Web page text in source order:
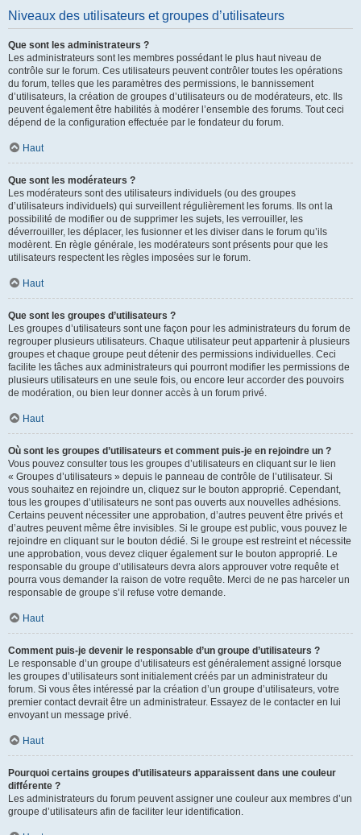
Niveaux des utilisateurs et groupes d’utilisateurs
Que sont les administrateurs ?
Les administrateurs sont les membres possédant le plus haut niveau de
contrôle sur le forum. Ces utilisateurs peuvent contrôler toutes les opérations
du forum, telles que les paramètres des permissions, le bannissement
d’utilisateurs, la création de groupes d’utilisateurs ou de modérateurs, etc. Ils
peuvent également être habilités à modérer l’ensemble des forums. Tout ceci
dépend de la configuration effectuée par le fondateur du forum.
Haut
Que sont les modérateurs ?
Les modérateurs sont des utilisateurs individuels (ou des groupes
d’utilisateurs individuels) qui surveillent régulièrement les forums. Ils ont la
possibilité de modifier ou de supprimer les sujets, les verrouiller, les
déverrouiller, les déplacer, les fusionner et les diviser dans le forum qu’ils
modèrent. En règle générale, les modérateurs sont présents pour que les
utilisateurs respectent les règles imposées sur le forum.
Haut
Que sont les groupes d’utilisateurs ?
Les groupes d’utilisateurs sont une façon pour les administrateurs du forum de
regrouper plusieurs utilisateurs. Chaque utilisateur peut appartenir à plusieurs
groupes et chaque groupe peut détenir des permissions individuelles. Ceci
facilite les tâches aux administrateurs qui pourront modifier les permissions de
plusieurs utilisateurs en une seule fois, ou encore leur accorder des pouvoirs
de modération, ou bien leur donner accès à un forum privé.
Haut
Où sont les groupes d’utilisateurs et comment puis-je en rejoindre un ?
Vous pouvez consulter tous les groupes d’utilisateurs en cliquant sur le lien
« Groupes d’utilisateurs » depuis le panneau de contrôle de l’utilisateur. Si
vous souhaitez en rejoindre un, cliquez sur le bouton approprié. Cependant,
tous les groupes d’utilisateurs ne sont pas ouverts aux nouvelles adhésions.
Certains peuvent nécessiter une approbation, d’autres peuvent être privés et
d’autres peuvent même être invisibles. Si le groupe est public, vous pouvez le
rejoindre en cliquant sur le bouton dédié. Si le groupe est restreint et nécessite
une approbation, vous devez cliquer également sur le bouton approprié. Le
responsable du groupe d’utilisateurs devra alors approuver votre requête et
pourra vous demander la raison de votre requête. Merci de ne pas harceler un
responsable de groupe s’il refuse votre demande.
Haut
Comment puis-je devenir le responsable d’un groupe d’utilisateurs ?
Le responsable d’un groupe d’utilisateurs est généralement assigné lorsque
les groupes d’utilisateurs sont initialement créés par un administrateur du
forum. Si vous êtes intéressé par la création d’un groupe d’utilisateurs, votre
premier contact devrait être un administrateur. Essayez de le contacter en lui
envoyant un message privé.
Haut
Pourquoi certains groupes d’utilisateurs apparaissent dans une couleur
différente ?
Les administrateurs du forum peuvent assigner une couleur aux membres d’un
groupe d’utilisateurs afin de faciliter leur identification.